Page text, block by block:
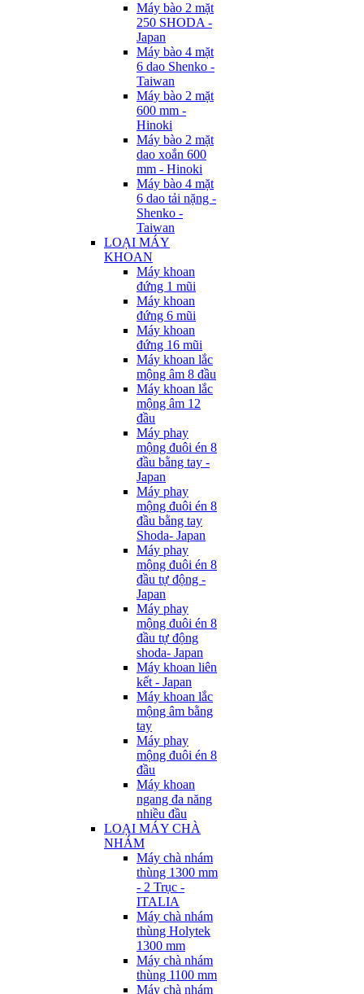
Máy bào 2 mặt
250 SHODA -
Japan
Máy bào 4 mặt
6 dao Shenko -
Taiwan
Máy bào 2 mặt
600 mm -
Hinoki
Máy bào 2 mặt
dao xoắn 600
mm - Hinoki
Máy bào 4 mặt
6 dao tải nặng -
Shenko -
Taiwan
LOẠI MÁY
KHOAN
Máy khoan
đứng 1 mũi
Máy khoan
đứng 6 mũi
Máy khoan
đứng 16 mũi
Máy khoan lắc
mộng âm 8 đầu
Máy khoan lắc
mộng âm 12
đầu
Máy phay
mộng đuôi én 8
đầu bằng tay -
Japan
Máy phay
mộng đuôi én 8
đầu bằng tay
Shoda- Japan
Máy phay
mộng đuôi én 8
đầu tự động -
Japan
Máy phay
mộng đuôi én 8
đầu tự động
shoda- Japan
Máy khoan liên
kết - Japan
Máy khoan lắc
mộng âm bằng
tay
Máy phay
mộng đuôi én 8
đầu
Máy khoan
ngang đa năng
nhiều đầu
LOẠI MÁY CHÀ
NHÁM
Máy chà nhám
thùng 1300 mm
- 2 Trục -
ITALIA
Máy chà nhám
thùng Holytek
1300 mm
Máy chà nhám
thùng 1100 mm
Máy chà nhám